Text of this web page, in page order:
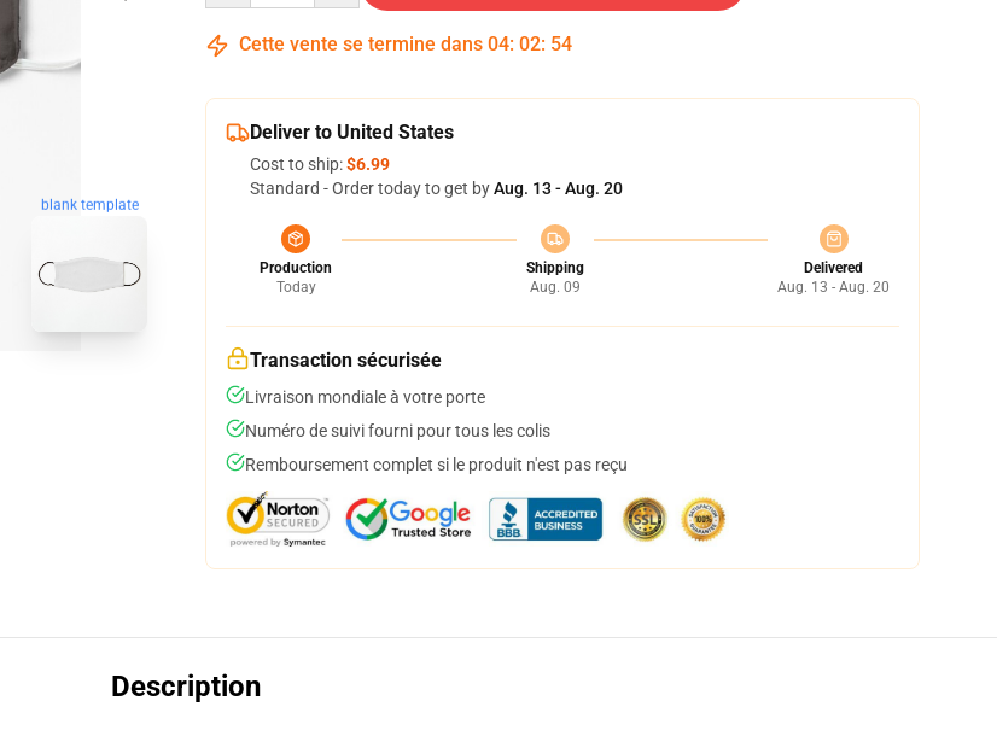
blank template
Cette vente se termine dans 04: 02: 53
Deliver to United States
Cost to ship:$6.99
Standard - Order today to get byAug. 13 - Aug. 20
Production
Today
Shipping
Aug. 09
Delivered
Aug. 13 - Aug. 20
Transaction sécurisée
Livraison mondiale à votre porte
Numéro de suivi fourni pour tous les colis
Remboursement complet si le produit n'est pas reçu
Description